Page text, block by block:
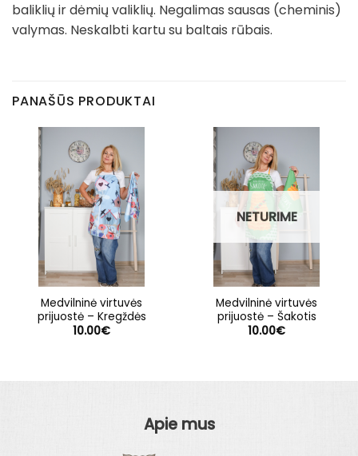
baliklių ir dėmių valiklių. Negalimas sausas (cheminis)
valymas. Neskalbti kartu su baltais rūbais.
PANAŠŪS PRODUKTAI
Medvilninė virtuvės
prijuostė – Kregždės
10.00€
NETURIME
Medvilninė virtuvės
prijuostė – Šakotis
10.00€
Apie mus